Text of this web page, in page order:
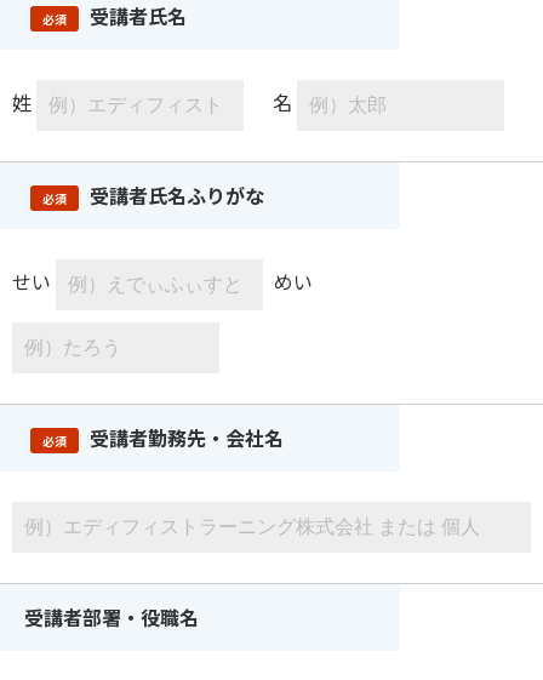
必須 受講者氏名
姓 名
必須 受講者氏名ふりがな
せい めい
必須 受講者勤務先・会社名
受講者部署・役職名